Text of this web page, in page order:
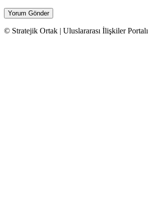
© Stratejik Ortak | Uluslararası İlişkiler Portalı